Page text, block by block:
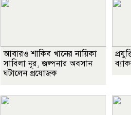
আবারও শাকিব খানের নায়িকা
সাবিলা নূর, জল্পনার অবসান
ঘটালেন প্রযোজক